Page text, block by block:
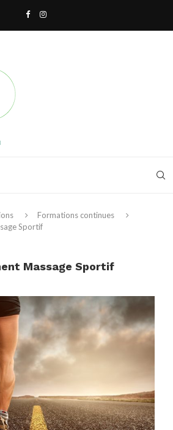
Formations continues
Sportif
Massage Sportif